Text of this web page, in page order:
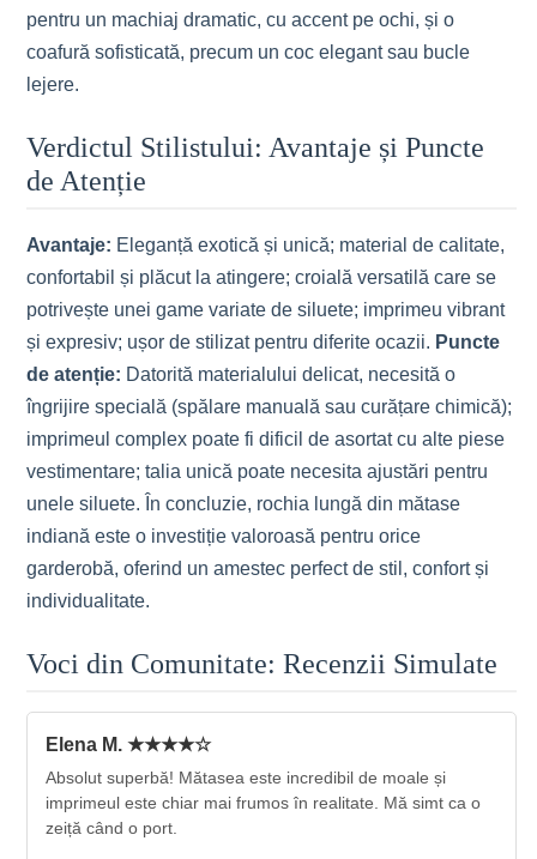
pentru un machiaj dramatic, cu accent pe ochi, și o
coafură sofisticată, precum un coc elegant sau bucle
lejere.
Verdictul Stilistului: Avantaje și Puncte
de Atenție
Avantaje: Eleganță exotică și unică; material de calitate,
confortabil și plăcut la atingere; croială versatilă care se
potrivește unei game variate de siluete; imprimeu vibrant
și expresiv; ușor de stilizat pentru diferite ocazii. Puncte
de atenție: Datorită materialului delicat, necesită o
îngrijire specială (spălare manuală sau curățare chimică);
imprimeul complex poate fi dificil de asortat cu alte piese
vestimentare; talia unică poate necesita ajustări pentru
unele siluete. În concluzie, rochia lungă din mătase
indiană este o investiție valoroasă pentru orice
garderobă, oferind un amestec perfect de stil, confort și
individualitate.
Voci din Comunitate: Recenzii Simulate
Elena M. ★★★★☆
Absolut superbă! Mătasea este incredibil de moale și
imprimeul este chiar mai frumos în realitate. Mă simt ca o
zeiță când o port.